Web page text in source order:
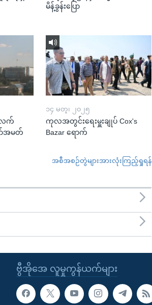
မိန့်ခွန်းပြော
လက်
အမတ်
၁၄ မတ္၊ ၂၀၂၅
ကုလအတွင်းရေးမှူးချုပ် Cox's
Bazar ရောက်
အစီအစဉ်တွဲများအားလုံးကြည့်ရှုရန်
ဗွီအိုအေ လူမှုကွန်ယက်များ